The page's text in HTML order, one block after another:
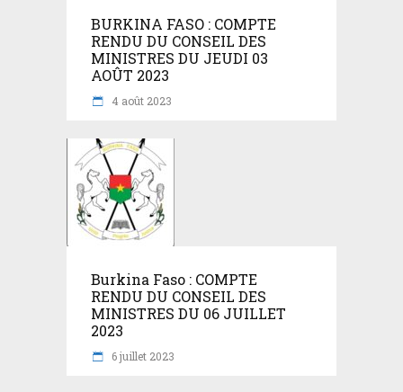
BURKINA FASO : COMPTE
RENDU DU CONSEIL DES
MINISTRES DU JEUDI 03
AOÛT 2023
4 août 2023
Burkina Faso : COMPTE
RENDU DU CONSEIL DES
MINISTRES DU 06 JUILLET
2023
6 juillet 2023